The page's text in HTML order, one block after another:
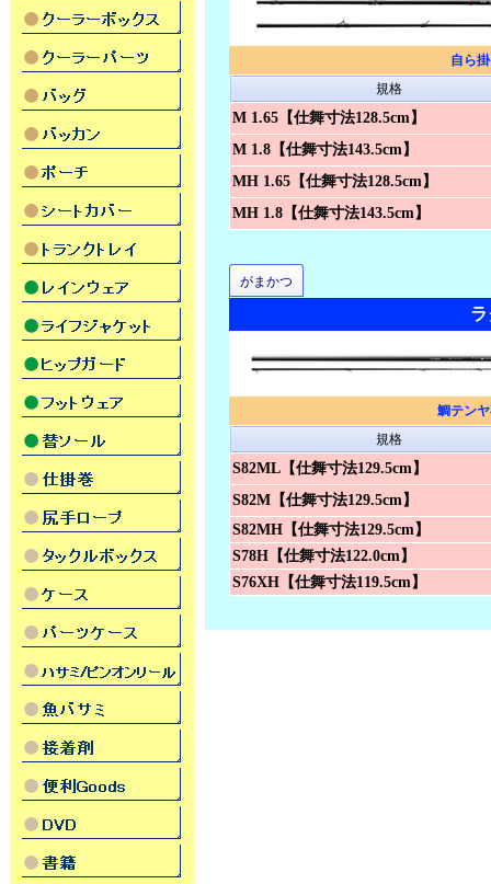
自ら
規格
M 1.65【仕舞寸法128.5cm】
M 1.8【仕舞寸法143.5cm】
MH 1.65【仕舞寸法128.5cm】
MH 1.8【仕舞寸法143.5cm】
がまかつ
鯛テン
規格
S82ML【仕舞寸法129.5cm】
S82M【仕舞寸法129.5cm】
S82MH【仕舞寸法129.5cm】
S78H【仕舞寸法122.0cm】
S76XH【仕舞寸法119.5cm】